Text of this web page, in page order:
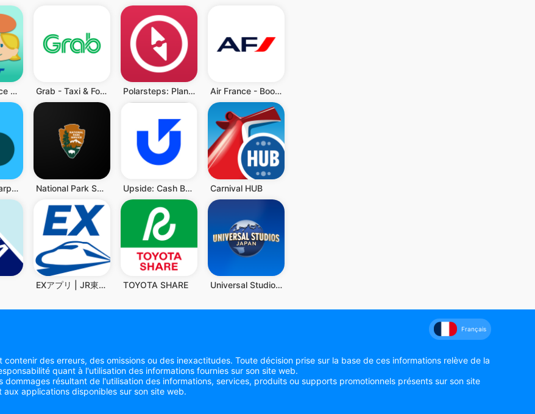
VoiceTra(Voice Translator) Grab - Taxi & Food Delivery Polarsteps: Plan & Track Trips Air France - Book a flight
BlaBlaCar: Carpooling and Bus National Park Service Upside: Cash Back Fuel Rewards Carnival HUB
EXアプリ | JR東海公式 TOYOTA SHARE Universal Studios Japan
Français
des erreurs, des omissions ou des inexactitudes. Toute décision prise sur la base de ces informations relève de la
quant à l'utilisation des informations fournies sur son site web.
résultant de l'utilisation des informations, services, produits ou supports promotionnels présents sur son site
applications disponibles sur son site web.